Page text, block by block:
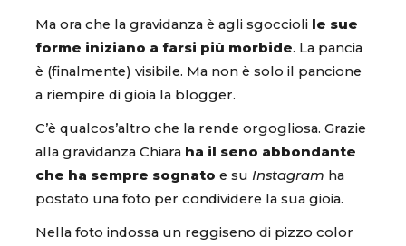
Ma ora che la gravidanza è agli sgoccioli le sue
forme iniziano a farsi più morbide. La pancia
è (finalmente) visibile. Ma non è solo il pancione
a riempire di gioia la blogger.
C’è qualcos’altro che la rende orgogliosa. Grazie
alla gravidanza Chiara ha il seno abbondante
che ha sempre sognato e su Instagram ha
postato una foto per condividere la sua gioia.
Nella foto indossa un reggiseno di pizzo color